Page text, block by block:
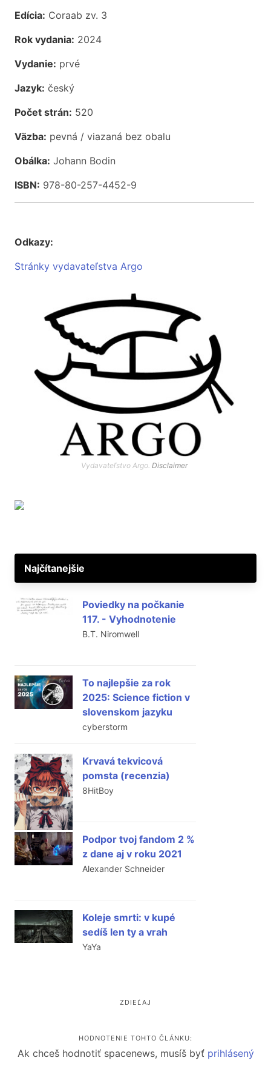
Edícia: Coraab zv. 3
Rok vydania: 2024
Vydanie: prvé
Jazyk: český
Počet strán: 520
Väzba: pevná / viazaná bez obalu
Obálka: Johann Bodin
ISBN: 978-80-257-4452-9
Odkazy:
Stránky vydavateľstva Argo
Vydavateľstvo Argo. Disclaimer
Najčítanejšie
Poviedky na počkanie
117. - Vyhodnotenie
B.T. Niromwell
To najlepšie za rok
2025: Science fiction v
slovenskom jazyku
cyberstorm
Krvavá tekvicová
pomsta (recenzia)
8HitBoy
Podpor tvoj fandom 2 %
z dane aj v roku 2021
Alexander Schneider
Koleje smrti: v kupé
sedíš len ty a vrah
YaYa
ZDIEĽAJ
HODNOTENIE TOHTO ČLÁNKU:
Ak chceš hodnotiť spacenews, musíš byť prihlásený